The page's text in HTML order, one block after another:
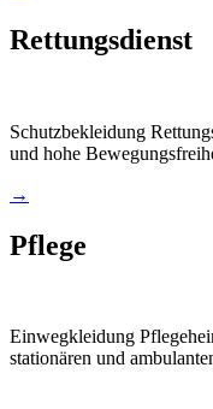
Rettungsdienst
Schutzbekleidung
und hohe
→
Pflege
Einwegkleidung
stationären und